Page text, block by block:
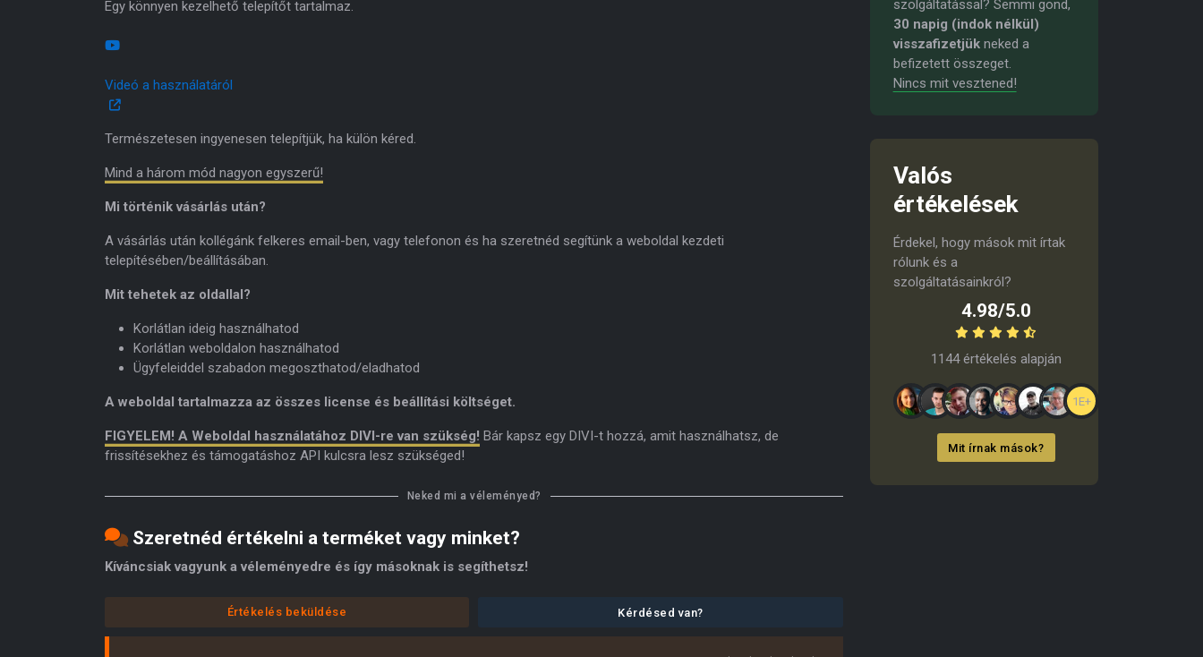
Egy könnyen kezelhető telepítőt tartalmaz.
Videó a használatáról
Természetesen ingyenesen telepítjük, ha külön kéred.
Mind a három mód nagyon egyszerű!
Mi történik vásárlás után?
A vásárlás után kollégánk felkeres email-ben, vagy telefonon és ha szeretnéd segítünk a weboldal kezdeti
telepítésében/beállításában.
Mit tehetek az oldallal?
Korlátlan ideig használhatod
Korlátlan weboldalon használhatod
Ügyfeleiddel szabadon megoszthatod/eladhatod
A weboldal tartalmazza az összes license és beállítási költséget.
FIGYELEM! A Weboldal használatához DIVI-re van szükség! Bár kapsz egy DIVI-t hozzá, amit használhatsz, de
frissítésekhez és támogatáshoz API kulcsra lesz szükséged!
Neked mi a véleményed?
Szeretnéd értékelni a terméket vagy minket?
Kíváncsiak vagyunk a véleményedre és így másoknak is segíthetsz!
Értékelés beküldése Kérdésed van?
szolgáltatással? Semmi gond,
30 napig (indok nélkül)
visszafizetjükneked a
befizetett összeget.
Nincs mit vesztened!
Valós
értékelések
Érdekel, hogy mások mit írtak
rólunk és a
szolgáltatásainkról?
4.98/5.0
1144 értékelés alapján
1E+
Mit írnak mások?